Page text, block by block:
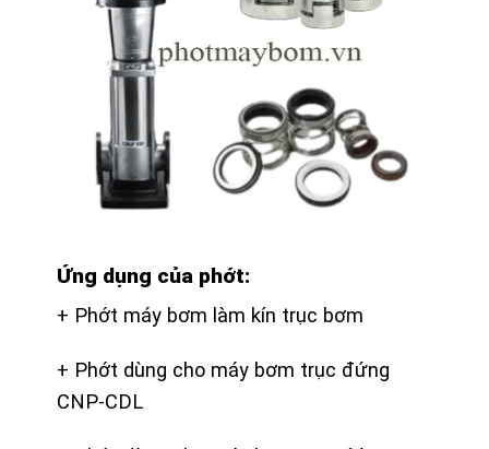
Ứng dụng của phớt:
+ Phớt máy bơm làm kín trục bơm
+ Phớt dùng cho máy bơm trục đứng
CNP-CDL